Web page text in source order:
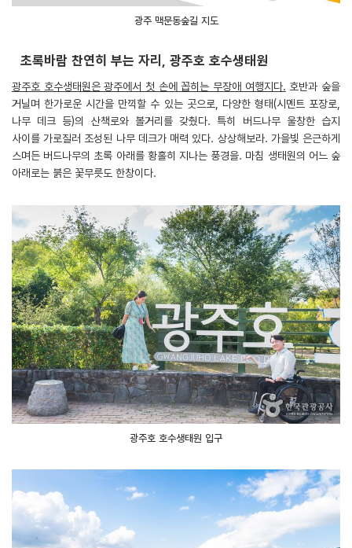
광주 맥문동숲길 지도
초록바람 찬연히 부는 자리, 광주호 호수생태원
광주호 호수생태원은 광주에서 첫 손에 꼽히는 무장애 여행지다. 호반과 숲을
거닐며 한가로운 시간을 만끽할 수 있는 곳으로, 다양한 형태(시멘트 포장로,
나무 데크 등)의 산책로와 볼거리를 갖췄다. 특히 버드나무 울창한 습지
사이를 가로질러 조성된 나무 데크가 매력 있다. 상상해보라. 가을빛 은근하게
스며든 버드나무의 초록 아래를 황홀히 지나는 풍경을. 마침 생태원의 어느 숲
아래로는 붉은 꽃무릇도 한창이다.
광주호 호수생태원 입구